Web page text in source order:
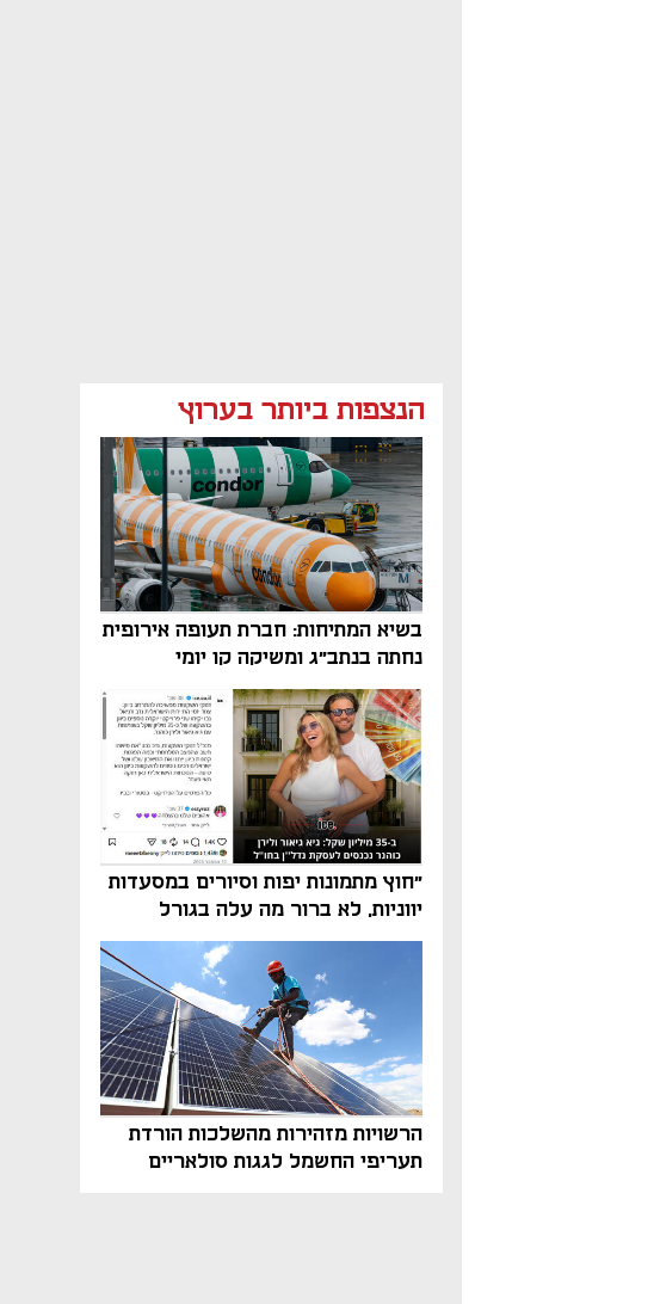
הנצפות ביותר בערוץ
בשיא המתיחות: חברת תעופה אירופית
נחתה בנתב"ג ומשיקה קו יומי
"חוץ מתמונות יפות וסיורים במסעדות
יווניות, לא ברור מה עלה בגורל
פרויקט הנדל"ן"
הרשויות מזהירות מהשלכות הורדת
תעריפי החשמל לגגות סולאריים